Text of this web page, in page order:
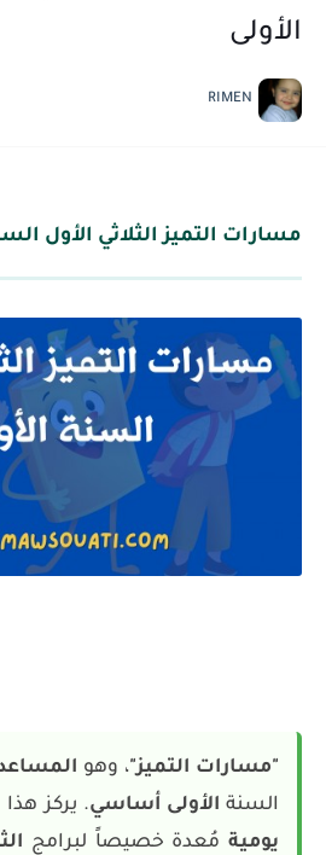
الأولى
RIMEN
مسارات التميز الثلاثي الأول
"مسارات التميز"، وهو
السنة الأولى أساسي. يركز
يوميةمُعدة خصيصاً لبرامج